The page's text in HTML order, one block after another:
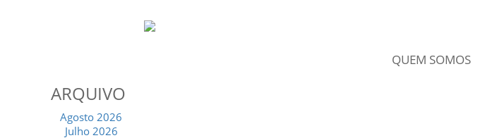
QUEM SOMOS
ARQUIVO
Agosto 2026
Julho 2026